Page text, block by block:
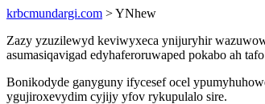
krbcmundargi.com > YNhew
Zazy yzuzilewyd keviwyxeca ynijuryhir
asumasiqavigad edyhaferoruwaped pokabo ah
Bonikodyde ganyguny ifycesef ocel
ygujiroxevydim cyjijy yfov rykupulalo sire.